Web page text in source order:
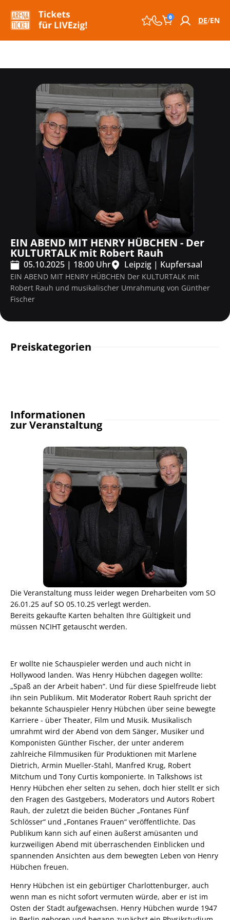
0 DE EN
EIN ABEND MIT HENRY HÜBCHEN - Der
KULTURTALK mit Robert Rauh
05.10.2025 | 18:00 Uhr Leipzig | Kupfersaal
EIN ABEND MIT HENRY HÜBCHEN Der KULTURTALK mit
Robert Rauh und musikalischer Umrahmung von Günther
Fischer
Preiskategorien
Informationen
zur Veranstaltung
Die Veranstaltung muss leider wegen Dreharbeiten vom SO
26.01.25 auf SO 05.10.25 verlegt werden.
Bereits gekaufte Karten behalten Ihre Gültigkeit und
müssen NCIHT getauscht werden.
Er wollte nie Schauspieler werden und auch nicht in
Hollywood landen. Was Henry Hübchen dagegen wollte:
„Spaß an der Arbeit haben“. Und für diese Spielfreude liebt
ihn sein Publikum. Mit Moderator Robert Rauh spricht der
bekannte Schauspieler Henry Hübchen über seine bewegte
Karriere - über Theater, Film und Musik. Musikalisch
umrahmt wird der Abend von dem Sänger, Musiker und
Komponisten Günther Fischer, der unter anderem
zahlreiche Filmmusiken für Produktionen mit Marlene
Dietrich, Armin Mueller-Stahl, Manfred Krug, Robert
Mitchum und Tony Curtis komponierte. In Talkshows ist
Henry Hübchen eher selten zu sehen, doch hier stellt er sich
den Fragen des Gastgebers, Moderators und Autors Robert
Rauh, der zuletzt die beiden Bücher „Fontanes Fünf
Schlösser“ und „Fontanes Frauen“ veröffentlichte. Das
Publikum kann sich auf einen äußerst amüsanten und
kurzweiligen Abend mit überraschenden Einblicken und
spannenden Ansichten aus dem bewegten Leben von Henry
Hübchen freuen.
Henry Hübchen ist ein gebürtiger Charlottenburger, auch
wenn man es nicht sofort vermuten würde, aber er ist im
Osten der Stadt aufgewachsen. Henry Hübchen wurde 1947